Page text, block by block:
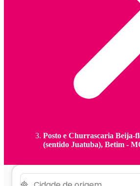
Posto e Churrascaria Beija-
(sentido Juatuba), Betim -